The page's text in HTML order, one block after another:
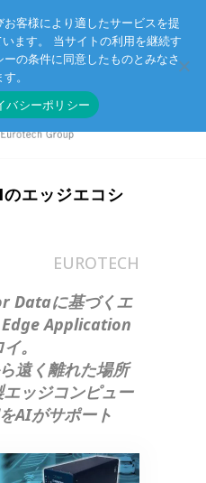
サポート お問い合わせ
エッジエコシ
EUROTECH
Dataに基づくエ
Edge Application
。
遠く離れた場所
ッジコンピュー
AIがサポート
客様により適したサービスを提
ます。 当サイトの利用を継続す
の条件に同意したものとみなさ
。
バシーポリシー